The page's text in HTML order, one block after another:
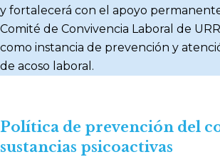
y fortalecerá con el apoyo
Comité de Convivencia Laboral de
como instancia de prevención y
de acoso laboral.
Política de prevención del
sustancias psicoactivas